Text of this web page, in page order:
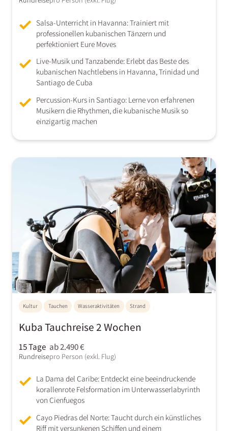
Salsa-Unterricht in Havanna: Trainiert mit
professionellen kubanischen Tänzern und
perfektioniert Eure Moves
Live-Musik und Tanzabende: Erlebt das Beste des
kubanischen Nachtlebens in Havanna, Trinidad und
Santiago de Cuba
Percussion-Kurs in Santiago: Lerne von erfahrenen
Musikern die Rhythmen, die kubanische Musik so
einzigartig machen
Kultur Tauchen Wasseraktivitäten Strand
Kuba Tauchreise 2 Wochen
15 Tage
Rundreise
ab 2.490 €
pro Person (exkl. Flug)
La Dama del Caribe: Entdeckt eine beeindruckende
korallenrote Felsformation im Unterwasserlabyrinth
von Cienfuegos
Cayo Piedras del Norte: Taucht durch ein künstliches
Riff mit versunkenen Schiffen und einem